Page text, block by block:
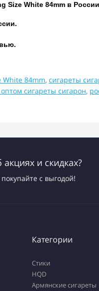
Size White 84mm в
White 84mm, сигареты
сигареты сигарон,
и скидках?
с выгодой!
Категории
Стики
HQD
Армянские сигареты